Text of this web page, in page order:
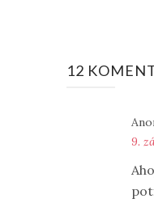
12
9.